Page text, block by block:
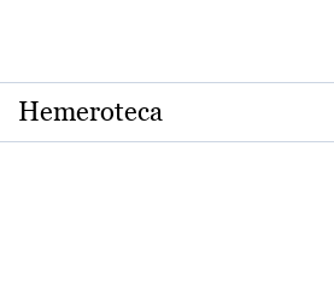
Hemeroteca